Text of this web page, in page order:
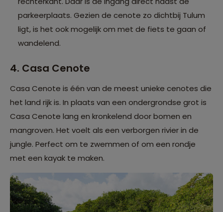
parkeerplaats. Gezien de cenote zo dichtbij Tulum
ligt, is het ook mogelijk om met de fiets te gaan of
wandelend.
4. Casa Cenote
Casa Cenote is één van de meest unieke cenotes die
het land rijk is. In plaats van een ondergrondse grot is
Casa Cenote lang en kronkelend door bomen en
mangroven. Het voelt als een verborgen rivier in de
jungle. Perfect om te zwemmen of om een rondje
met een kayak te maken.